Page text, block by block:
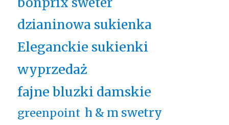
dzianinowa sukienka
Eleganckie sukienki
wyprzedaż
fajne bluzki damskie
greenpoint h & m swetry